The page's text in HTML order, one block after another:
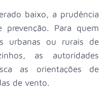
baixo, a prudência
Para quem
urbanas ou rurais de
as autoridades
as orientações de
de vento.